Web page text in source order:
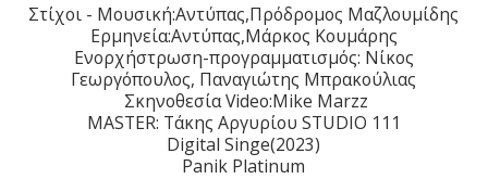
Στίχοι - Μουσική:Αντύπας,Πρόδρομος Μαζλουμίδης
Ερμηνεία:Αντύπας,Μάρκος Κουμάρης
Ενορχήστρωση-προγραμματισμός: Νίκος
Γεωργόπουλος, Παναγιώτης Μπρακούλιας
Σκηνοθεσία Video:Mike Marzz
MASTER: Τάκης Αργυρίου STUDIO 111
Digital Singe(2023)
Panik Platinum